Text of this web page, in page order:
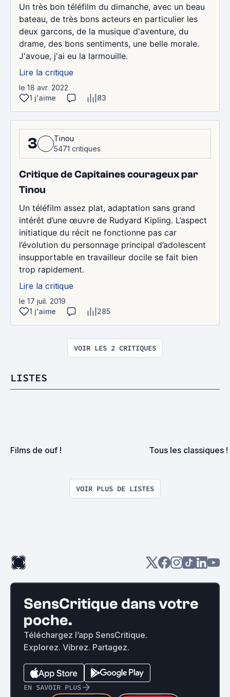
Un très bon téléfilm du dimanche, avec un beau
bateau, de très bons acteurs en particulier les
deux garcons, de la musique d'aventure, du
drame, des bons sentiments, une belle morale.
J'avoue, j'ai eu la larmouille.
Lire la critique
le 18 avr. 2022
1 j'aime
83
3
Tinou
5471 critiques
Critique de Capitaines courageux par
Tinou
Un téléfilm assez plat, adaptation sans grand
intérêt d’une œuvre de Rudyard Kipling. L’aspect
initiatique du récit ne fonctionne pas car
l’évolution du personnage principal d’adolescent
insupportable en travailleur docile se fait bien
trop rapidement.
Lire la critique
le 17 juil. 2019
1 j'aime
285
VOIR LES 2 CRITIQUES
LISTES
Films de ouf ! Tous les classiques !
VOIR PLUS DE LISTES
SensCritique dans votre
poche.
Téléchargez l’app SensCritique.
Explorez. Vibrez. Partagez.
EN SAVOIR PLUS